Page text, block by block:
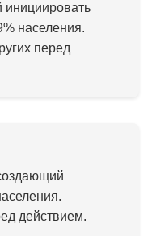
населения.
перед
действием.